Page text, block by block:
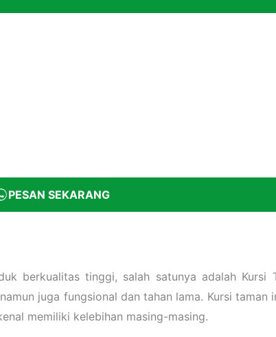
PESAN SEKARANG
berkualitas tinggi, salah satunya adalah Kursi
juga fungsional dan tahan lama. Kursi taman
memiliki kelebihan masing-masing.